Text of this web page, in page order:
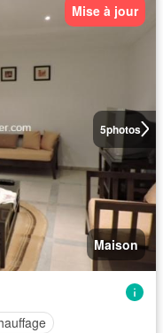
5photos
Mise à jour
Maison